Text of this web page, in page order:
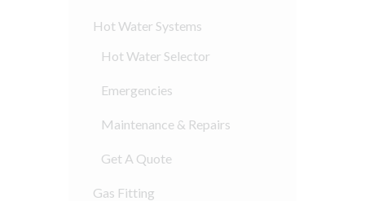
Hot Water Systems
Hot Water Selector
Emergencies
Maintenance & Repairs
Get A Quote
Gas Fitting